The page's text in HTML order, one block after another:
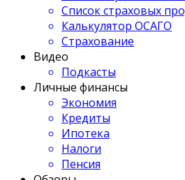
Список страховых
Калькулятор ОСАГО
Страхование
Видео
Подкасты
Личные финансы
Экономия
Кредиты
Ипотека
Налоги
Пенсия